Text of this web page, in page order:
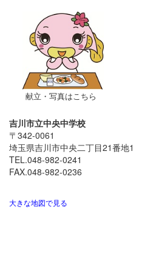
献立・写真はこちら
吉川市立中央中学校
〒342-0061
埼玉県吉川市中央二丁目21番地1
TEL.048-982-0241
FAX.048-982-0236
大きな地図で見る